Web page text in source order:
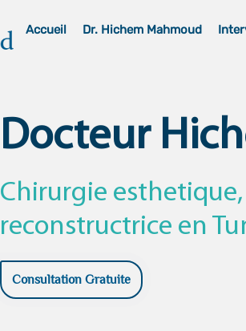
Accueil Dr. Hichem Mahmoud
Docteur
Chirurgie
reconstructrice en
Consultation Gratuite